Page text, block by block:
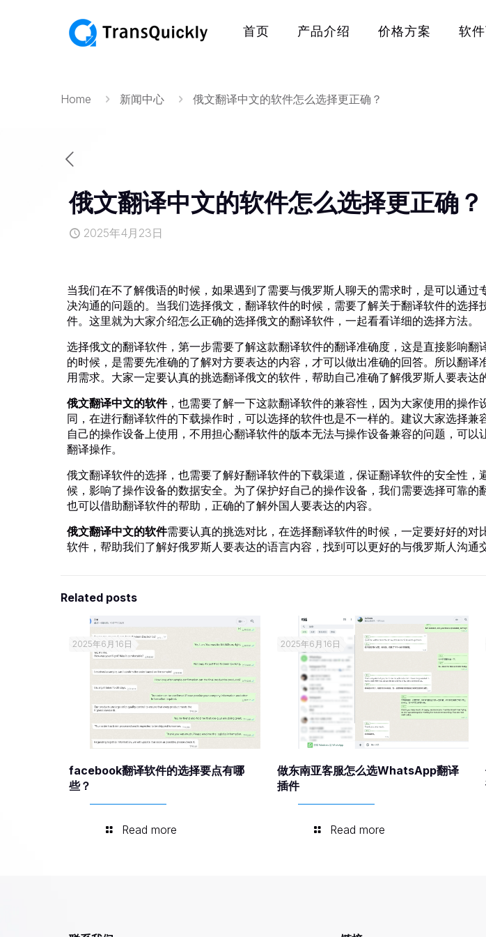
首页 产品介绍 价格方案 软
Home 新闻中心 俄文翻译中文的软件怎么选择更正确？
俄文翻译中文的软件怎么选择更正确？
2025年4月23日
当我们在不了解俄语的时候，如果遇到了需要与俄罗斯人聊天的需求时，是可以通过
决沟通的问题的。当我们选择俄文，翻译软件的时候，需要了解关于翻译软件的选择
件。这里就为大家介绍怎么正确的选择俄文的翻译软件，一起看看详细的选择方法。
选择俄文的翻译软件，第一步需要了解这款翻译软件的翻译准确度，这是直接影响翻
的时候，是需要先准确的了解对方要表达的内容，才可以做出准确的回答。所以翻译
用需求。大家一定要认真的挑选翻译俄文的软件，帮助自己准确了解俄罗斯人要表达
俄文翻译中文的软件，也需要了解一下这款翻译软件的兼容性，因为大家使用的操作
同，在进行翻译软件的下载操作时，可以选择的软件也是不一样的。建议大家选择兼
自己的操作设备上使用，不用担心翻译软件的版本无法与操作设备兼容的问题，可以
翻译操作。
俄文翻译软件的选择，也需要了解好翻译软件的下载渠道，保证翻译软件的安全性，
候，影响了操作设备的数据安全。为了保护好自己的操作设备，我们需要选择可靠的
也可以借助翻译软件的帮助，正确的了解外国人要表达的内容。
俄文翻译中文的软件需要认真的挑选对比，在选择翻译软件的时候，一定要好好的对
软件，帮助我们了解好俄罗斯人要表达的语言内容，找到可以更好的与俄罗斯人沟通
Related posts
2025年6月16日
facebook翻译软件的选择要点有哪
些？
Read more
2025年6月16日
做东南亚客服怎么选WhatsApp翻译
插件
Read more